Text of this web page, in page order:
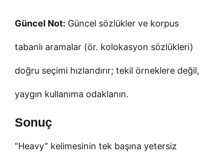
Güncel Not: Güncel sözlükler ve korpus
tabanlı aramalar (ör. kolokasyon sözlükleri)
doğru seçimi hızlandırır; tekil örneklere değil,
yaygın kullanıma odaklanın.
Sonuç
“Heavy” kelimesinin tek başına yetersiz